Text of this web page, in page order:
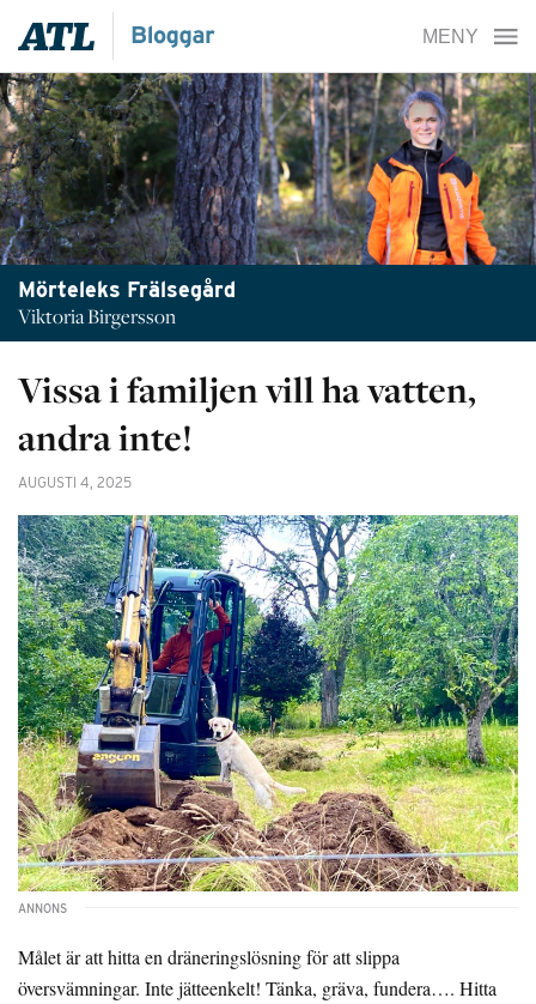
Mörteleks Frälsegård
Viktoria Birgersson
Vissa i familjen vill ha vatten,
andra inte!
AUGUSTI 4, 2025
Målet är att hitta en dräneringslösning för att slippa
översvämningar. Inte jätteenkelt! Tänka, gräva, fundera…. Hitta